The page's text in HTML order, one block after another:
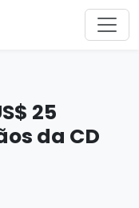
25
da CD